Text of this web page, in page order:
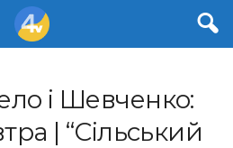
і Шевченко:
| “Сільський